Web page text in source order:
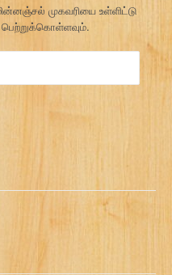
முகவரியை உள்ளிட்டு
பெற்றுக்கொள்ளவும்.